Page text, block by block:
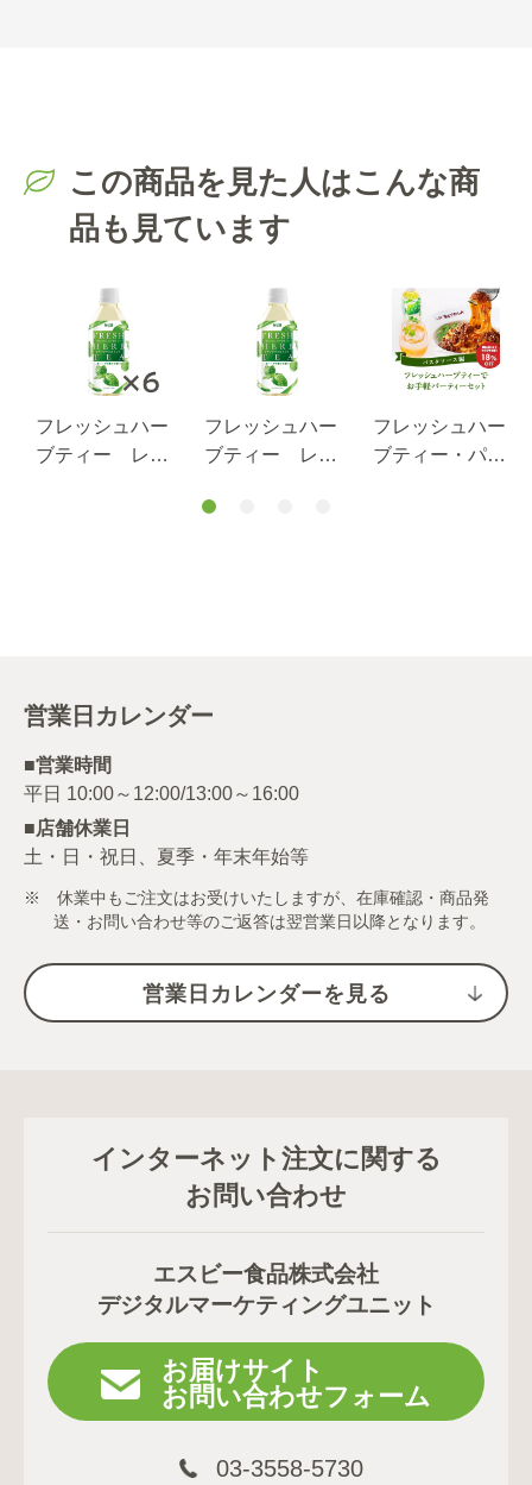
この商品を見た人はこんな商
品も見ています
フレッシュハー
ブティー レモ
フレッシュハー
ブティー レモ
ト 1本
フレッシュハー
ブティー・パス
営業日カレンダー
■営業時間
■店舗休業日
土・日・祝日、夏季・年末年始等
※ 休業中もご注文はお受けいたしますが、在庫確認・商品発
送・お問い合わせ等のご返答は翌営業日以降となります。
営業日カレンダーを見る
インターネット注文に関する
お問い合わせ
エスビー食品株式会社
デジタルマーケティングユニット
お届けサイト
お問い合わせフォーム
03-3558-5730